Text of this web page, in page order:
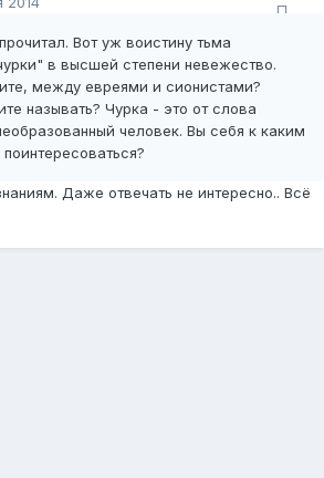
Вот уж воистину тьма
в высшей степени невежество.
между евреями и сионистами?
называть? Чурка - это от слова
человек. Вы себя к каким
Даже отвечать не интересно.. Всё